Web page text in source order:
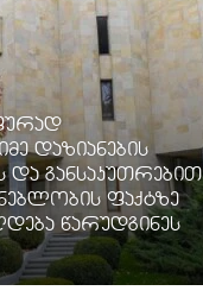
დაზიანების
და განსაკუთრებით
ფაქტზე
წარუდგინეს